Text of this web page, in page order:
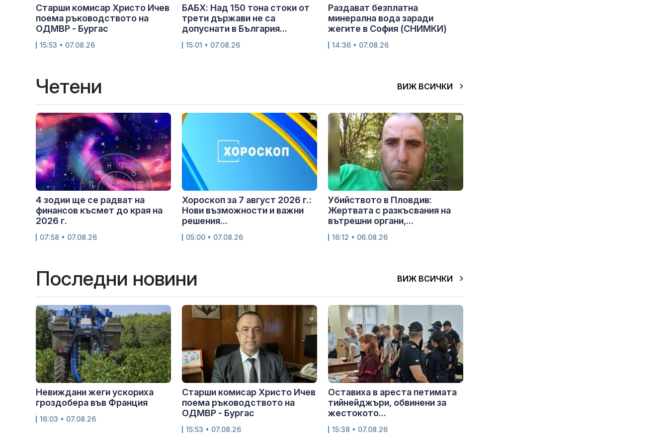
Старши комисар Христо Ичев
поема ръководството на
ОДМВР - Бургас
15:53 • 07.08.26
БАБХ: Над 150 тона стоки от
трети държави не са
допуснати в България...
15:01 • 07.08.26
Раздават безплатна
минерална вода заради
жегите в София (СНИМКИ)
14:36 • 07.08.26
Четени ВИЖ ВСИЧКИ
4 зодии ще се радват на
финансов късмет до края на
2026 г.
07:58 • 07.08.26
Хороскоп за 7 август 2026 г.:
Нови възможности и важни
решения...
05:00 • 07.08.26
Убийството в Пловдив:
Жертвата с разкъсвания на
вътрешни органи,...
16:12 • 06.08.26
Последни новини ВИЖ ВСИЧКИ
Невиждани жеги ускориха
гроздобера във Франция
16:03 • 07.08.26
Старши комисар Христо Ичев
поема ръководството на
ОДМВР - Бургас
15:53 • 07.08.26
Оставиха в ареста петимата
тийнейджъри, обвинени за
жестокото...
15:38 • 07.08.26